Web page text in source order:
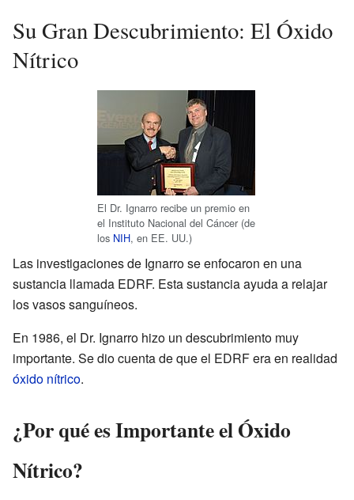
Su Gran Descubrimiento: El Óxido
Nítrico
El Dr. Ignarro recibe un premio en
el Instituto Nacional del Cáncer (de
los NIH, en EE. UU.)
Las investigaciones de Ignarro se enfocaron en una
sustancia llamada EDRF. Esta sustancia ayuda a relajar
los vasos sanguíneos.
En 1986, el Dr. Ignarro hizo un descubrimiento muy
importante. Se dio cuenta de que el EDRF era en realidad
óxido nítrico.
¿Por qué es Importante el Óxido
Nítrico?